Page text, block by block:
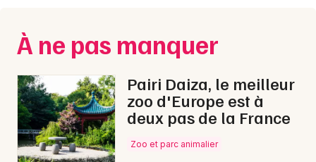
Concerts
Sports
Soirées
Sorties famille
Nice
Paris
Strasbourg
Toulouse
À ne pas manquer
Pairi Daiza, le meilleur
zoo d'Europe est à
deux pas de la France
Zoo et parc animalier